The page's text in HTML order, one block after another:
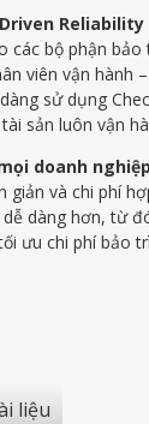
Reliability
các bộ phận
viên vận hành
sử dụng
sản luôn vận
doanh nghiệp
và chi phí
dàng hơn, từ
ưu chi phí bảo
liệu